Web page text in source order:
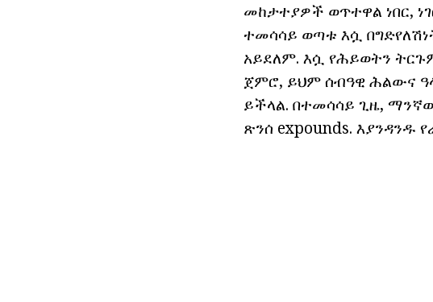
መከታተያዎች ወጥተዋል ነበር,
ተመሳሳይ ወጣቱ እሷ
አይደለም. እሷ የሕይወትን
ጀምሮ, ይህም ሰብዓዊ ሕልውና
ይችላል. በተመሳሳይ ጊዜ,
ጽንሰ expounds. እያንዳንዱ